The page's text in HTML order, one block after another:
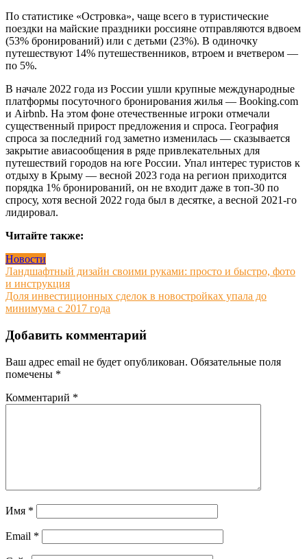
По статистике «Островка», чаще всего в туристические
поездки на майские праздники россияне отправляются вдвоем
(53% бронирований) или с детьми (23%). В одиночку
путешествуют 14% путешественников, втроем и вчетвером —
по 5%.
В начале 2022 года из России ушли крупные международные
платформы посуточного бронирования жилья — Booking.com
и Airbnb. На этом фоне отечественные игроки отмечали
существенный прирост предложения и спроса. География
спроса за последний год заметно изменилась — сказывается
закрытие авиасообщения в ряде привлекательных для
путешествий городов на юге России. Упал интерес туристов к
отдыху в Крыму — весной 2023 года на регион приходится
порядка 1% бронирований, он не входит даже в топ-30 по
спросу, хотя весной 2022 года был в десятке, а весной 2021-го
лидировал.
Читайте также:
Новости
Навигация
по
записям
Ландшафтный дизайн своими руками: просто и быстро, фото
и инструкция
Доля инвестиционных сделок в новостройках упала до
минимума с 2017 года
Добавить комментарий
Ваш адрес email не будет опубликован. Обязательные поля
помечены *
Комментарий *
Имя *
Email *